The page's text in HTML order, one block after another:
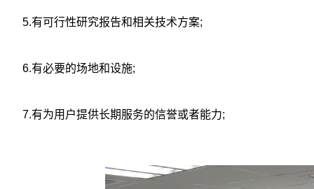
5.有可行性研究报告和相关技术方案;
6.有必要的场地和设施;
7.有为用户提供长期服务的信誉或者能力;